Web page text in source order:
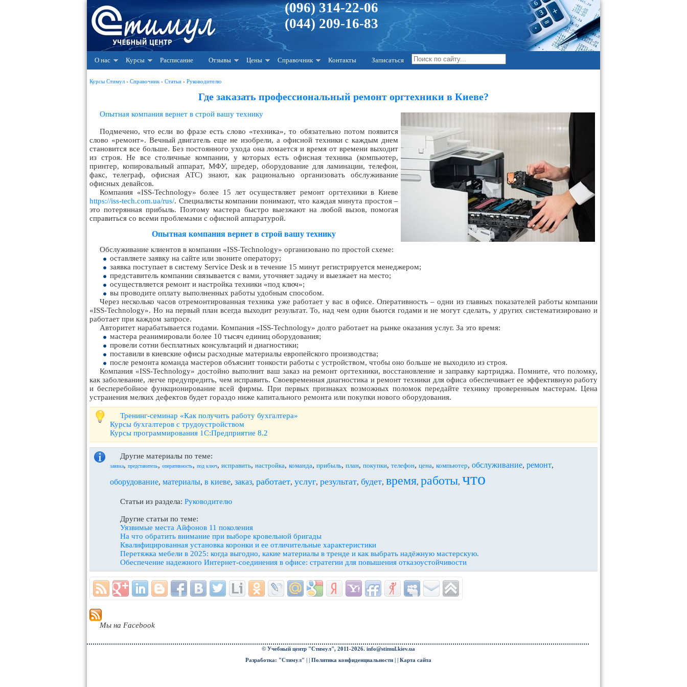
(096) 314-22-06
(044) 209-16-83
О нас Курсы Расписание Отзывы Цены Справочник Контакты Записаться
Курсы Стимул › Справочник › Статьи › Руководителю
Где заказать профессиональный ремонт оргтехники в Киеве?
Опытная компания вернет в строй вашу технику
Подмечено, что если во фразе есть слово «техника», то обязательно потом появится
слово «ремонт». Вечный двигатель еще не изобрели, а офисной техники с каждым днем
становится все больше. Без постоянного ухода она ломается и время от времени выходит
из строя. Не все столичные компании, у которых есть офисная техника (компьютер,
принтер, копировальный аппарат, МФУ, шредер, оборудование для ламинации, телефон,
факс, телеграф, офисная АТС) знают, как рационально организовать обслуживание
офисных девайсов.
Компания «ISS-Technology» более 15 лет осуществляет ремонт оргтехники в Киеве
https://iss-tech.com.ua/rus/. Специалисты компании понимают, что каждая минута простоя –
это потерянная прибыль. Поэтому мастера быстро выезжают на любой вызов, помогая
справиться со всеми проблемами с офисной аппаратурой.
Опытная компания вернет в строй вашу технику
Обслуживание клиентов в компании «ISS-Technology» организовано по простой схеме:
оставляете заявку на сайте или звоните оператору;
заявка поступает в систему Service Desk и в течение 15 минут регистрируется менеджером;
представитель компании связывается с вами, уточняет задачу и выезжает на место;
осуществляется ремонт и настройка техники «под ключ»;
вы проводите оплату выполненных работы удобным способом.
Через несколько часов отремонтированная техника уже работает у вас в офисе. Оперативность – одни из главных показателей работы компании
«ISS-Technology». Но на первый план всегда выходит результат. То, над чем одни бьются годами и не могут сделать, у других систематизировано и
работает при каждом запросе.
Авторитет нарабатывается годами. Компания «ISS-Technology» долго работает на рынке оказания услуг. За это время:
мастера реанимировали более 10 тысяч единиц оборудования;
провели сотни бесплатных консультаций и диагностики;
поставили в киевские офисы расходные материалы европейского производства;
после ремонта команда мастеров объяснит тонкости работы с устройством, чтобы оно больше не выходило из строя.
Компания «ISS-Technology» достойно выполнит ваш заказ на ремонт оргтехники, восстановление и заправку картриджа. Помните, что поломку,
как заболевание, легче предупредить, чем исправить. Своевременная диагностика и ремонт техники для офиса обеспечивает ее эффективную работу
и бесперебойное функционирование всей фирмы. При первых признаках возможных поломок передайте технику проверенным мастерам. Цена
устранения мелких дефектов будет гораздо ниже капитального ремонта или покупки нового оборудования.
Тренинг-семинар «Как получить работу бухгалтера»
Курсы бухгалтеров с трудоустройством
Курсы программирования 1С:Предприятие 8.2
Другие материалы по теме:
заявка, представитель, оперативность, под ключ, исправить, настройка, команда, прибыль, план, покупки, телефон, цена, компьютер, обслуживание, ремонт,
оборудование, материалы, в киеве, заказ, работает, услуг, результат, будет, время, работы, что
Статьи из раздела: Руководителю
Другие статьи по теме:
Уязвимые места Айфонов 11 поколения
На что обратить внимание при выборе кровельной бригады
Квалифицированная установка коронки и ее отличительные характеристики
Перетяжка мебели в 2025: когда выгодно, какие материалы в тренде и как выбрать надёжную мастерскую.
Обеспечение надежного Интернет-соединения в офисе: стратегии для повышения отказоустойчивости
Мы на Facebook
© Учебный центр "Стимул", 2011-2026. info@stimul.kiev.ua
Разработка: "Стимул" | | Политика конфиденциальности| | Карта сайта